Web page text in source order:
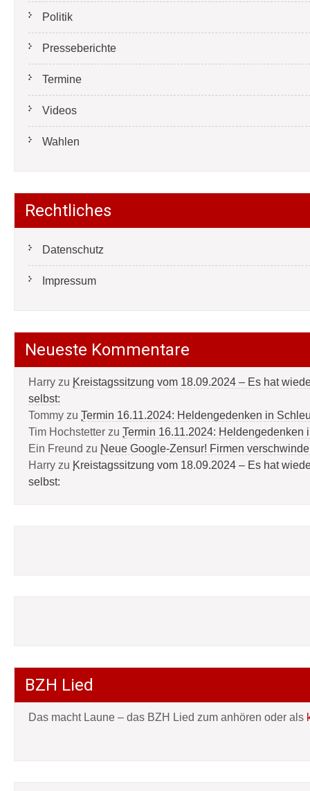
Politik
Presseberichte
Termine
Videos
Wahlen
Rechtliches
Datenschutz
Impressum
Neueste Kommentare
Harry zu Kreistagssitzung vom 18.09.2024 – Es hat
selbst:
Tommy zu Termin 16.11.2024: Heldengedenken in
Tim Hochstetter zu Termin 16.11.2024: Heldengedenken
Ein Freund zu Neue Google-Zensur! Firmen
Harry zu Kreistagssitzung vom 18.09.2024 – Es hat
selbst:
BZH Lied
Das macht Laune – das BZH Lied zum anhören oder als